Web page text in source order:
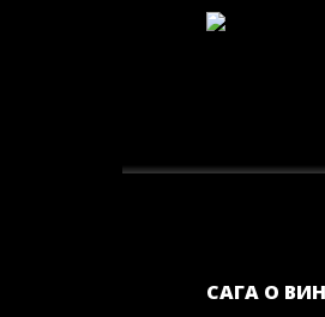
САГА О